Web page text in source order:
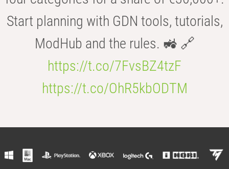
Start planning with GDN tools, tutorials,
ModHub and the rules. 🚜 🔗
https://t.co/7FvsBZ4tzF
https://t.co/OhR5kbODTM